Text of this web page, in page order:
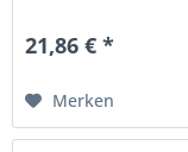
21,86 € *
Merken